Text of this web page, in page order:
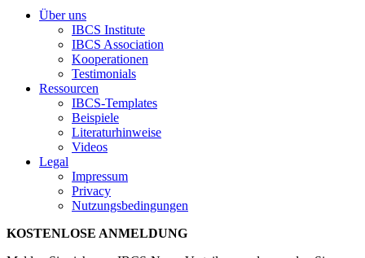
Über uns
IBCS Institute
IBCS Association
Kooperationen
Testimonials
Ressourcen
IBCS-Templates
Beispiele
Literaturhinweise
Videos
Legal
Impressum
Privacy
Nutzungsbedingungen
KOSTENLOSE ANMELDUNG